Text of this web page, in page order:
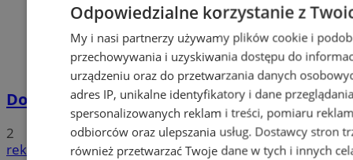
Dowody osobiste z odciskami palców
2
reklama
Odpowiedzialne korzystanie z
My i nasi partnerzy używamy plików cookie i
przechowywania i uzyskiwania dostępu do
urządzeniu oraz do przetwarzania danych
adres IP, unikalne identyfikatory i dane
spersonalizowanych reklam i treści, pomiaru
odbiorców oraz ulepszania usług. Dostawcy stron
również przetwarzać Twoje dane w tych i innych